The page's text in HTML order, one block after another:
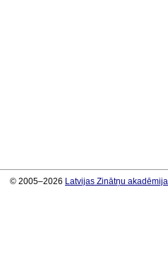
© 2005–2026 Latvijas Zinātņu akadēmija